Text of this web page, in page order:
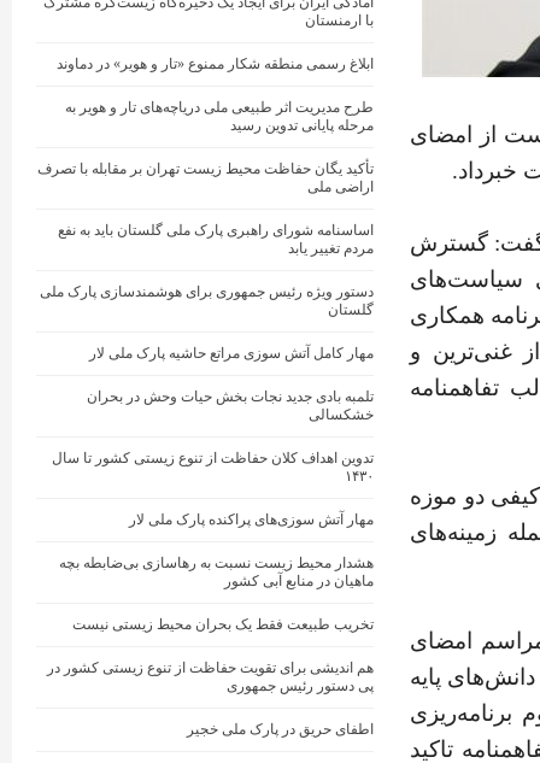
از امضای
خبرداد.
گسترش
سیاست‌های
همکاری
غنی‌ترین و
تفاهمنامه
دو موزه
زمینه‌های
امضای
پایه
تاکید
با ارمنستان
ابلاغ رسمی منطقه شکار ممنوع «تار و هویر» در دماوند
طرح مدیریت اثر طبیعی ملی دریاچه‌های تار و هویر به
مرحله پایانی تدوین رسید
تأکید یگان حفاظت محیط زیست تهران بر مقابله با تصرف
اراضی ملی
اساسنامه شورای راهبری پارک ملی گلستان باید به نفع
مردم تغییر یابد
دستور ویژه رئیس جمهوری برای هوشمندسازی پارک ملی
گلستان
مهار کامل آتش ‌سوزی مراتع حاشیه پارک ملی لار
تلمبه بادی جدید نجات‌ بخش حیات وحش در بحران
خشکسالی
تدوین اهداف کلان حفاظت از تنوع زیستی کشور تا سال
۱۴۳۰
مهار آتش‌ سوزی‌های پراکنده پارک ملی لار
هشدار محیط زیست نسبت به رهاسازی بی‌ضابطه بچه
ماهیان در منابع آبی کشور
تخریب طبیعت فقط یک بحران محیط زیستی نیست
هم اندیشی برای تقویت حفاظت از تنوع زیستی کشور در
پی دستور رئیس جمهوری
اطفای حریق در پارک ملی خجیر